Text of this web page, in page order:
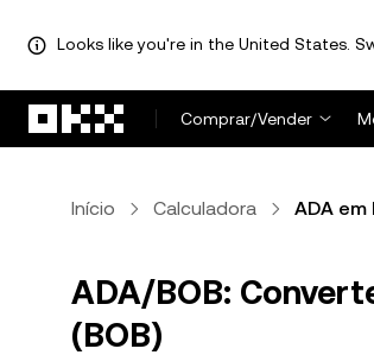
Looks like you're in the United States.
Comprar/Vender
Início Calculadora ADA em
ADA/BOB:
(BOB)